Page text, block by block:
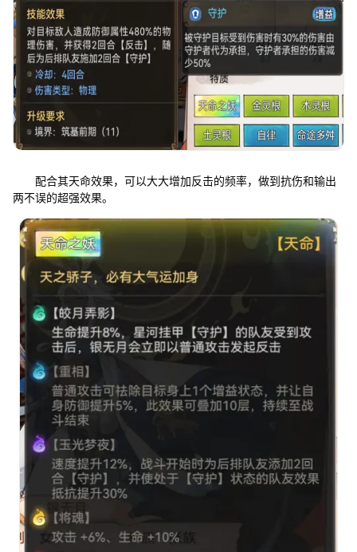
配合其天命效果，可以大大增加反击的频率，做到抗伤和输出
两不误的超强效果。